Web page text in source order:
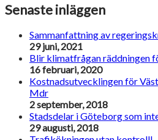
Senaste inläggen
Sammanfattning av
29 juni, 2021
Blir klimatfrågan räddningen
16 februari, 2020
Kostnadsutvecklingen för
Mdr
2 september, 2018
Stadsdelar i Göteborg som
29 augusti, 2018